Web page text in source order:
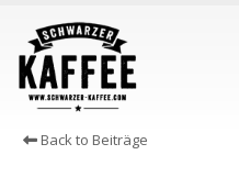
Back to Beiträge